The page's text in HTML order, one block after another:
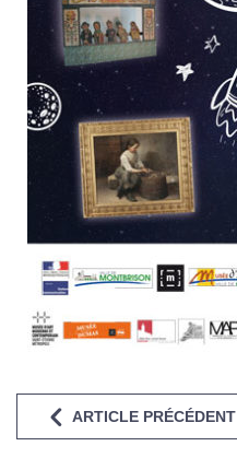
ARTICLE PRÉCÉDENT